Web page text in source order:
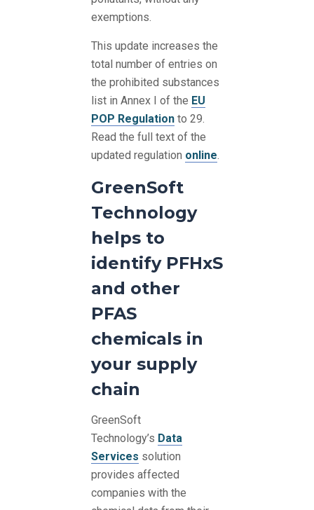
exemptions.
This update increases the
total number of entries on
the prohibited substances
list in Annex I of the EU
POP Regulation to 29.
Read the full text of the
updated regulation online.
GreenSoft
Technology
helps to
identify PFHxS
and other
PFAS
chemicals in
your supply
chain
GreenSoft
Technology’s Data
Services solution
provides affected
companies with the